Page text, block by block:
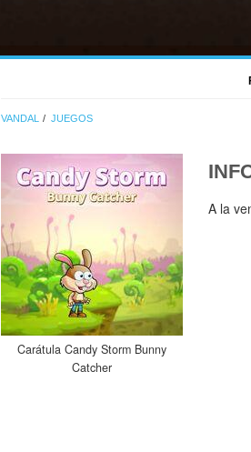
VANDAL JUEGOS
Carátula Candy Storm Bunny
Catcher
A la